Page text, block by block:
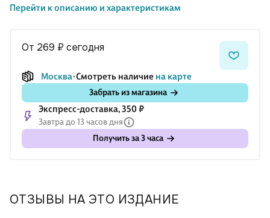
в конечном счете с природой, а промышленная революция и
творчества.
История искусства в интерпретации Рёскина меньше всего
напоминает академический курс, но именно он был первым
профессором изящных искусств Оксфордского университета,
своими «исполненными пламенной страсти и чудесной
музыки» речами заста
Перейти к описанию и характеристикам
от 269 ₽ сегодня
Москва Смотреть наличие на карте
Забрать из магазина
Экспресс-доставка, 350 ₽
Завтра до 13 часов дня
Получить за 3 часа
ОТЗЫВЫ НА ЭТО ИЗДАНИЕ